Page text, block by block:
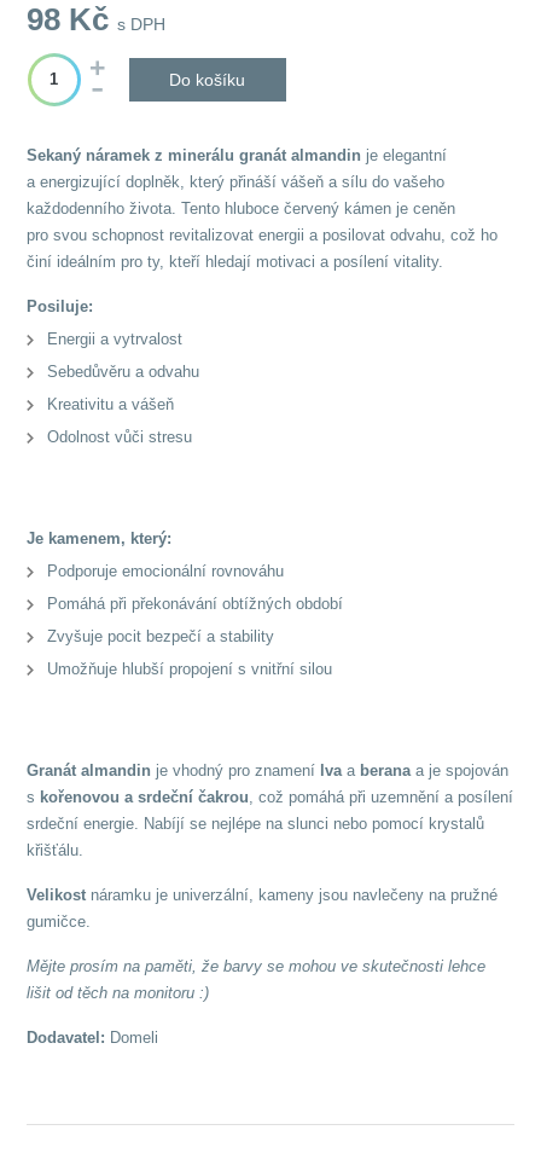
98 Kčs DPH
Do košíku
Sekaný náramek z minerálu granát almandin je elegantní
a energizující doplněk, který přináší vášeň a sílu do vašeho
každodenního života. Tento hluboce červený kámen je ceněn
pro svou schopnost revitalizovat energii a posilovat odvahu, což ho
činí ideálním pro ty, kteří hledají motivaci a posílení vitality.
Posiluje:
Energii a vytrvalost
Sebedůvěru a odvahu
Kreativitu a vášeň
Odolnost vůči stresu
Je kamenem, který:
Podporuje emocionální rovnováhu
Pomáhá při překonávání obtížných období
Zvyšuje pocit bezpečí a stability
Umožňuje hlubší propojení s vnitřní silou
Granát almandin je vhodný pro znamení lvaa beranaa je spojován
s kořenovou a srdeční čakrou, což pomáhá při uzemnění a posílení
srdeční energie. Nabíjí se nejlépe na slunci nebo pomocí krystalů
křišťálu.
Velikost náramku je univerzální, kameny jsou navlečeny na pružné
gumičce.
Mějte prosím na paměti, že barvy se mohou ve skutečnosti lehce
lišit od těch na monitoru :)
Dodavatel: Domeli